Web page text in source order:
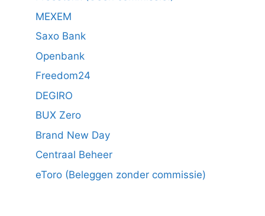
MEXEM
Saxo Bank
Openbank
Freedom24
DEGIRO
BUX Zero
Brand New Day
Centraal Beheer
eToro (Beleggen zonder commissie)